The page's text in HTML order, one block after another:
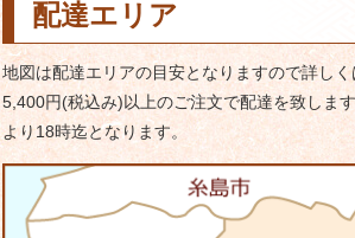
ゲ
ー
シ
ョ
ン
配達エリア
地図は配達エリアの目安となりますので詳し
5,400円(税込み)以上のご注文で配達を致しま
より18時迄となります。